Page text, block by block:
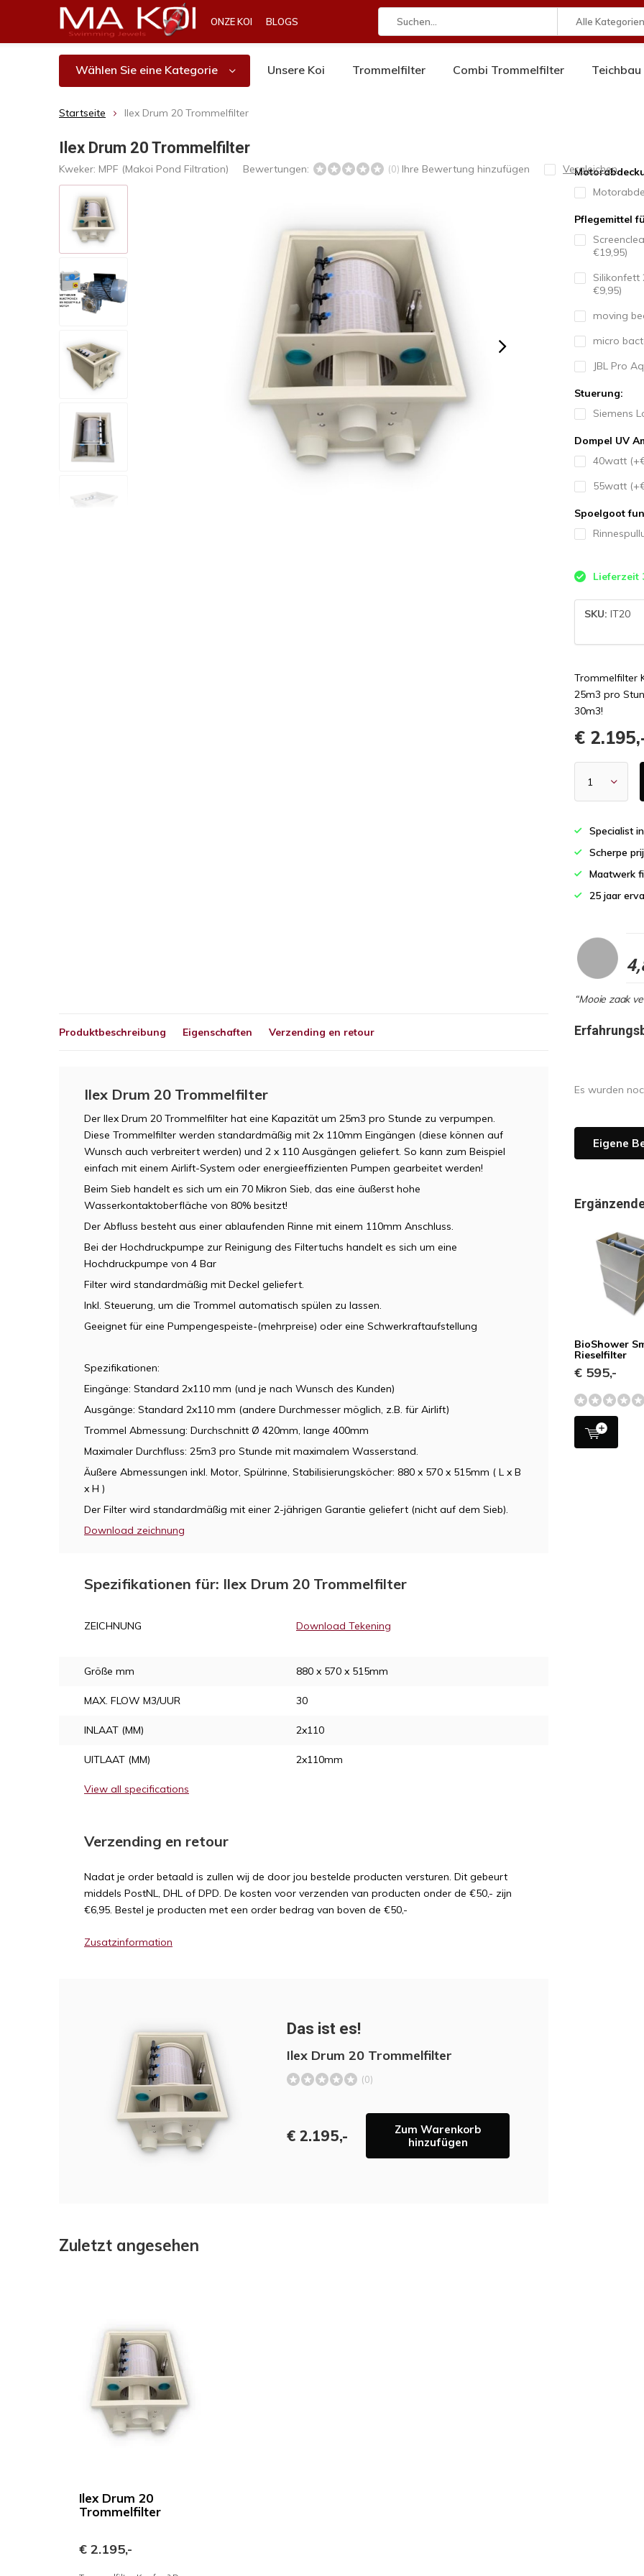
ONZE KOI BLOGS Alle Kategorien
Wählen Sie eine Kategorie Unsere Koi Trommelfilter Combi Trommelfilter Teichbau
Startseite Ilex Drum 20 Trommelfilter
Ilex Drum 20 Trommelfilter
Kweker: MPF (Makoi Pond Filtration) Bewertungen: (0) Ihre Bewertung hinzufügen Vergleichen
Pflegemittel
€19,95)
Silikonfett
€9,95)
moving
micro
JBL Pro
Stuerung:
Siemens
Dompel UV
40watt
55watt
Spoelgoot
Lieferzeit
SKU: IT20
Trommelfilter
25m3 pro
30m3!
€
Specialist
Scherpe
Maatwerk
25 jaar
“Mooie zaak
Produktbeschreibung Eigenschaften Verzending en retour
Ilex Drum 20 Trommelfilter
Der Ilex Drum 20 Trommelfilter hat eine Kapazität um 25m3 pro Stunde zu verpumpen.
Diese Trommelfilter werden standardmäßig mit 2x 110mm Eingängen (diese können auf
Wunsch auch verbreitert werden) und 2 x 110 Ausgängen geliefert. So kann zum Beispiel
einfach mit einem Airlift-System oder energieeffizienten Pumpen gearbeitet werden!
Beim Sieb handelt es sich um ein 70 Mikron Sieb, das eine äußerst hohe
Wasserkontaktoberfläche von 80% besitzt!
Der Abfluss besteht aus einer ablaufenden Rinne mit einem 110mm Anschluss.
Bei der Hochdruckpumpe zur Reinigung des Filtertuchs handelt es sich um eine
Hochdruckpumpe von 4 Bar
Filter wird standardmäßig mit Deckel geliefert.
Inkl. Steuerung, um die Trommel automatisch spülen zu lassen.
Geeignet für eine Pumpengespeiste-(mehrpreise) oder eine Schwerkraftaufstellung
Spezifikationen:
Eingänge: Standard 2x110 mm (und je nach Wunsch des Kunden)
Ausgänge: Standard 2x110 mm (andere Durchmesser möglich, z.B. für Airlift)
Trommel Abmessung: Durchschnitt Ø 420mm, lange 400mm
Maximaler Durchfluss: 25m3 pro Stunde mit maximalem Wasserstand.
Äußere Abmessungen inkl. Motor, Spülrinne, Stabilisierungsköcher: 880 x 570 x 515mm ( L x B
x H )
Der Filter wird standardmäßig mit einer 2-jährigen Garantie geliefert (nicht auf dem Sieb).
Download zeichnung
Spezifikationen für: Ilex Drum 20 Trommelfilter
ZEICHNUNG Download Tekening
Größe mm 880 x 570 x 515mm
MAX. FLOW M3/UUR 30
INLAAT (MM) 2x110
UITLAAT (MM) 2x110mm
View all specifications
Verzending en retour
Nadat je order betaald is zullen wij de door jou bestelde producten versturen. Dit gebeurt
middels PostNL, DHL of DPD. De kosten voor verzenden van producten onder de €50,- zijn
€6,95. Bestel je producten met een order bedrag van boven de €50,-
Zusatzinformation
Das ist es!
Ilex Drum 20 Trommelfilter
(0)
€ 2.195,-
Zum Warenkorb
hinzufügen
Es wurden
Eigene
BioShower
Rieselfilter
€ 595,-
Zuletzt angesehen
Ilex Drum 20
Trommelfilter
€ 2.195,-